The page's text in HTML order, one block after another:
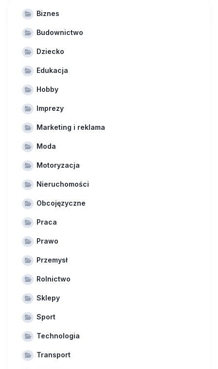
Biznes
Budownictwo
Dziecko
Edukacja
Hobby
Imprezy
Marketing i reklama
Moda
Motoryzacja
Nieruchomości
Obcojęzyczne
Praca
Prawo
Przemysł
Rolnictwo
Sklepy
Sport
Technologia
Transport